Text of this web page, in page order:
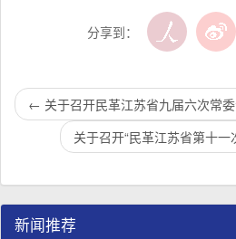
分享到：
← 关于召开民革江苏省九届六次常
关于召开“民革江苏省第十
新闻推荐